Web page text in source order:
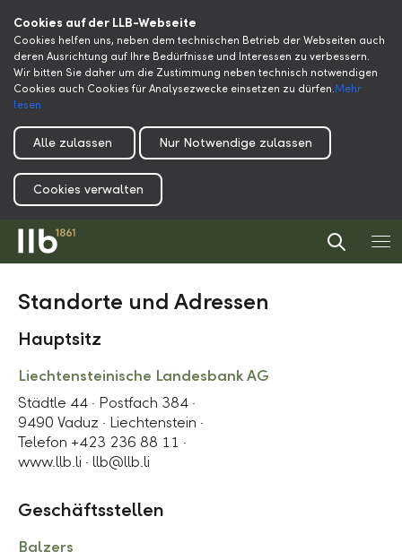
Cookies auf der LLB-Webseite
Cookies helfen uns, neben dem technischen Betrieb der Webseiten auch
deren Ausrichtung auf Ihre Bedürfnisse und Interessen zu verbessern.
Wir bitten Sie daher um die Zustimmung neben technisch notwendigen
Cookies auch Cookies für Analysezwecke einsetzen zu dürfen.Mehr
lesen
Alle zulassen Nur Notwendige zulassen
Cookies verwalten
Standorte und Adressen
Hauptsitz
Liechtensteinische Landesbank AG
Städtle 44 · Postfach 384 ·
9490 Vaduz · Liechtenstein ·
Telefon +423 236 88 11 ·
www.llb.li · llb@llb.li
Geschäftsstellen
Balzers